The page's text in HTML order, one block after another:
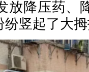
放降压药、
竖起了大